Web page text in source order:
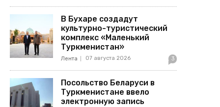
В Бухаре создадут
культурно-туристический
комплекс «Маленький
Туркменистан»
Лента 07 августа 2026 3
Посольство Беларуси в
Туркменистане ввело
электронную запись